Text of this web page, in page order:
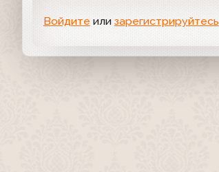
Войдите или зарегистрируйтесь